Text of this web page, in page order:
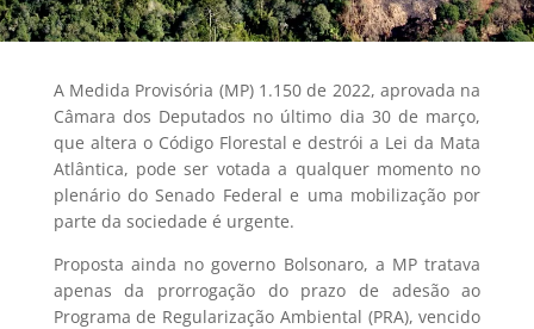
A Medida Provisória (MP) 1.150 de 2022, aprovada na
Câmara dos Deputados no último dia 30 de março,
que altera o Código Florestal e destrói a Lei da Mata
Atlântica, pode ser votada a qualquer momento no
plenário do Senado Federal e uma mobilização por
parte da sociedade é urgente.
Proposta ainda no governo Bolsonaro, a MP tratava
apenas da prorrogação do prazo de adesão ao
Programa de Regularização Ambiental (PRA), vencido